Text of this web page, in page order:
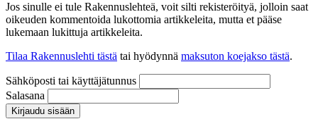
Jos sinulle ei tule Rakennuslehteä, voit silti rekisteröityä, jolloin saat
oikeuden kommentoida lukottomia artikkeleita, mutta et pääse
lukemaan lukittuja artikkeleita.
Tilaa Rakennuslehti tästä tai hyödynnä maksuton koejakso tästä.
Sähköposti tai käyttäjätunnus
Salasana
Kirjaudu sisään